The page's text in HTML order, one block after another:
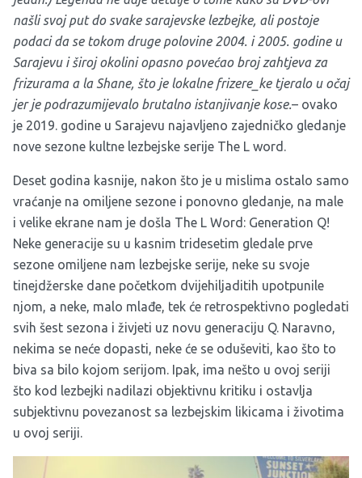
našli svoj put do svake sarajevske lezbejke, ali postoje
podaci da se tokom druge polovine 2004. i 2005. godine u
Sarajevu i široj okolini opasno povećao broj zahtjeva za
frizurama a la Shane, što je lokalne frizere_ke tjeralo u očaj
jer je podrazumijevalo brutalno istanjivanje kose.– ovako
je 2019. godine u Sarajevu najavljeno zajedničko gledanje
nove sezone kultne lezbejske serije The L word.
Deset godina kasnije, nakon što je u mislima ostalo samo
vraćanje na omiljene sezone i ponovno gledanje, na male
i velike ekrane nam je došla The L Word: Generation Q!
Neke generacije su u kasnim tridesetim gledale prve
sezone omiljene nam lezbejske serije, neke su svoje
tinejdžerske dane početkom dvijehiljaditih upotpunile
njom, a neke, malo mlađe, tek će retrospektivno pogledati
svih šest sezona i živjeti uz novu generaciju Q. Naravno,
nekima se neće dopasti, neke će se oduševiti, kao što to
biva sa bilo kojom serijom. Ipak, ima nešto u ovoj seriji
što kod lezbejki nadilazi objektivnu kritiku i ostavlja
subjektivnu povezanost sa lezbejskim likicama i životima
u ovoj seriji.